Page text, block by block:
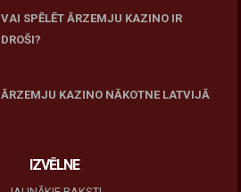
VAI SPĒLĒT ĀRZEMJU KAZINO IR
DROŠI?
ĀRZEMJU KAZINO NĀKOTNE LATVIJĀ
IZVĒLNE